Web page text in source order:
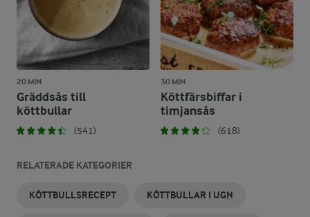
20 MIN
Gräddsås till
köttbullar
(541)
30 MIN
Köttfärsbiffar i
timjansås
(618)
RELATERADE KATEGORIER
KÖTTBULLSRECEPT KÖTTBULLAR I UGN